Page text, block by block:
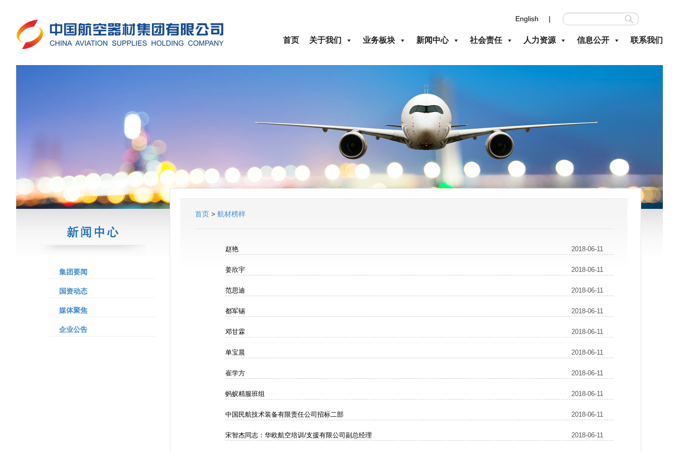
English |
首页 关于我们 业务板块 新闻中心 社会责任 人力资源 信息公开 联系我们
集团要闻
国资动态
媒体聚焦
企业公告
首页 > 航材榜样
赵艳 2018-06-11
姜欣宇 2018-06-11
范思迪 2018-06-11
都军锡 2018-06-11
邓甘霖 2018-06-11
单宝晨 2018-06-11
崔学方 2018-06-11
蚂蚁精服班组 2018-06-11
中国民航技术装备有限责任公司招标二部 2018-06-11
宋智杰同志：华欧航空培训/支援有限公司副总经理 2018-06-11